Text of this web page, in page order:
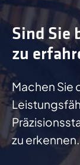
Sind Sie
zu
Machen Sie
zu erkennen.